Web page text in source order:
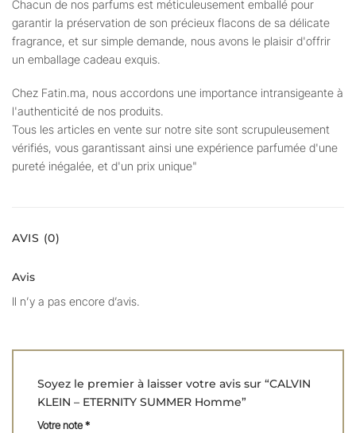
Chacun de nos parfums est méticuleusement emballé pour
garantir la préservation de son précieux flacons de sa délicate
fragrance, et sur simple demande, nous avons le plaisir d'offrir
un emballage cadeau exquis.
Chez Fatin.ma, nous accordons une importance intransigeante à
l'authenticité de nos produits.
Tous les articles en vente sur notre site sont scrupuleusement
vérifiés, vous garantissant ainsi une expérience parfumée d'une
pureté inégalée, et d'un prix unique"
AVIS (0)
Avis
Il n’y a pas encore d’avis.
Soyez le premier à laisser votre avis sur “CALVIN
KLEIN – ETERNITY SUMMER Homme”
Votre note*